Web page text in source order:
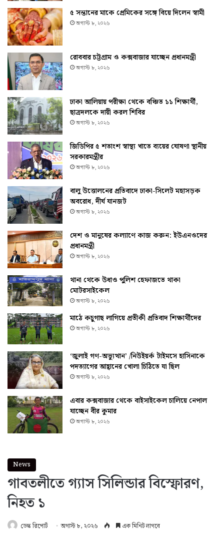
৫ সন্তানের মাকে প্রেমিকের সঙ্গে বিয়ে দিলেন স্বামী
অগাস্ট ৮, ২০২৬
রোববার চট্টগ্রাম ও কক্সবাজার যাচ্ছেন প্রধানমন্ত্রী
অগাস্ট ৮, ২০২৬
ঢাকা আলিয়ায় পরীক্ষা থেকে বঞ্চিত ১১ শিক্ষার্থী,
ছাত্রদলকে দায়ী করল শিবির
অগাস্ট ৮, ২০২৬
জিডিপির ৫ শতাংশ স্বাস্থ্য খাতে ব্যয়ের ঘোষণা স্থানীয়
সরকারমন্ত্রীর
অগাস্ট ৮, ২০২৬
বালু উত্তোলনের প্রতিবাদে ঢাকা-সিলেট মহাসড়ক
অবরোধ, দীর্ঘ যানজট
অগাস্ট ৮, ২০২৬
দেশ ও মানুষের কল্যাণে কাজ করুন: ইউএনওদের
প্রধানমন্ত্রী
অগাস্ট ৮, ২০২৬
থানা থেকে উধাও পুলিশ হেফাজতে থাকা
মোটরসাইকেল
অগাস্ট ৮, ২০২৬
মাঠে কচুগাছ লাগিয়ে প্রতীকী প্রতিবাদ শিক্ষার্থীদের
অগাস্ট ৮, ২০২৬
‘জুলাই গণ-অভ্যুত্থান’ /নিউইয়র্ক টাইমসে হাসিনাকে
পদত্যাগের আহ্বানের খোলা চিঠিতে যা ছিল
অগাস্ট ৮, ২০২৬
এবার কক্সবাজার থেকে বাইসাইকেল চালিয়ে নেপাল
যাচ্ছেন বীর কুমার
অগাস্ট ৮, ২০২৬